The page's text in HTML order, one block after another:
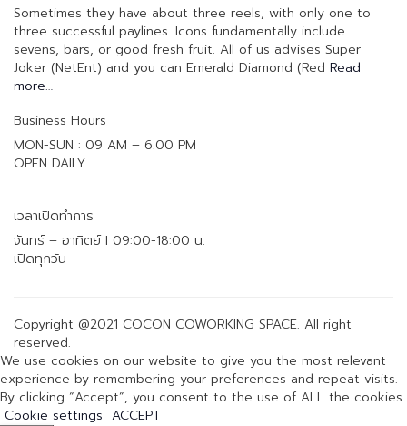
Sometimes they have about three reels, with only one to
three successful paylines. Icons fundamentally include
sevens, bars, or good fresh fruit. All of us advises Super
Joker (NetEnt) and you can Emerald Diamond (Red Read
more…
Business Hours
MON-SUN : 09 AM – 6.00 PM
OPEN DAILY
เวลาเปิดทำการ
จันทร์ – อาทิตย์ I 09:00-18:00 น.
เปิดทุกวัน
Copyright @2021 COCON COWORKING SPACE. All right
reserved.
We use cookies on our website to give you the most relevant
experience by remembering your preferences and repeat visits.
By clicking “Accept”, you consent to the use of ALL the cookies.
Cookie settings ACCEPT